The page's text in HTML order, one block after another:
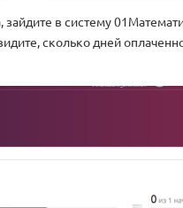
в систему
сколько дней